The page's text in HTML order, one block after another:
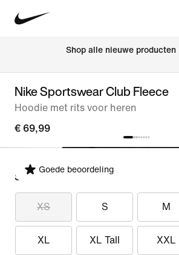
Shop alle nieuwe producten
Nike Sportswear Club Fleece
Hoodie met rits voor heren
€ 69,99
Goede beoordeling
Selecteer maat
XS S M
XL XL Tall XXL